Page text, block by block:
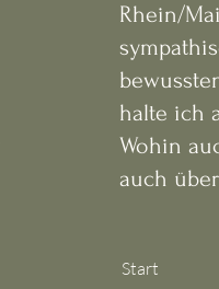
Rhein/
halte ich
Wohin
auch
Start